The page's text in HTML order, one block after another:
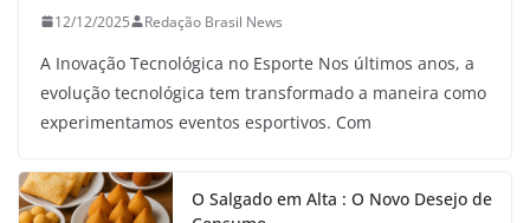
12/12/2025 Redação Brasil News
A Inovação Tecnológica no Esporte Nos últimos anos, a
evolução tecnológica tem transformado a maneira como
experimentamos eventos esportivos. Com
O Salgado em Alta : O Novo Desejo de